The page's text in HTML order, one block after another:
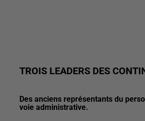
TROIS LEADERS DES
Des anciens représentants du
voie administrative.